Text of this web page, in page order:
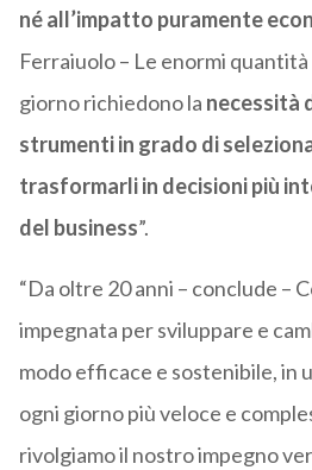
né all’impatto puramente
Ferraiuolo – Le enormi
giorno richiedono la necessità
strumenti in grado di
trasformarli in decisioni più
del business”.
“Da oltre 20 anni – conclude –
impegnata per sviluppare e
modo efficace e sostenibile, in
ogni giorno più veloce e
rivolgiamo il nostro impegno